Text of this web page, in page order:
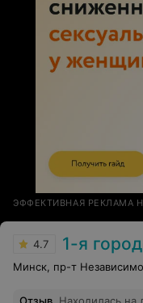
ЭФФЕКТИВНАЯ РЕКЛАМА
4.7 1-я городская
Минск, пр-т